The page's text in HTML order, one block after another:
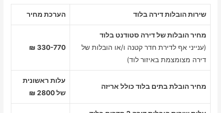
שירות הובלות דירה בלוד הערכת מחיר
מחיר הובלות של דירה סטודנט בלוד
(ענייני אף לדירת חדר קטנה ו/או הובלות של
דירה מצומצמת באיזור לוד)
330-770 ₪
מחיר הובלת בתים בלוד כולל אריזה
עלות ראשונית
של 2800 ₪